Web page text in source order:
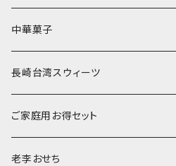
中華菓子
長崎台湾スウィーツ
ご家庭用お得セット
老李おせち